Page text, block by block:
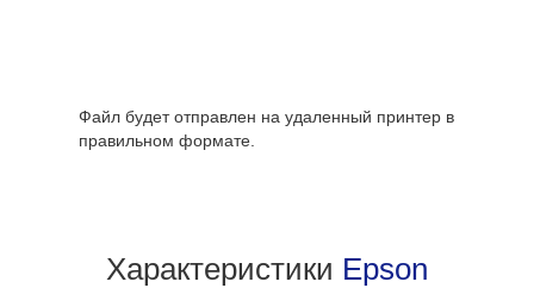
Файл будет отправлен на удаленный принтер в
правильном формате.
Характеристики Epson